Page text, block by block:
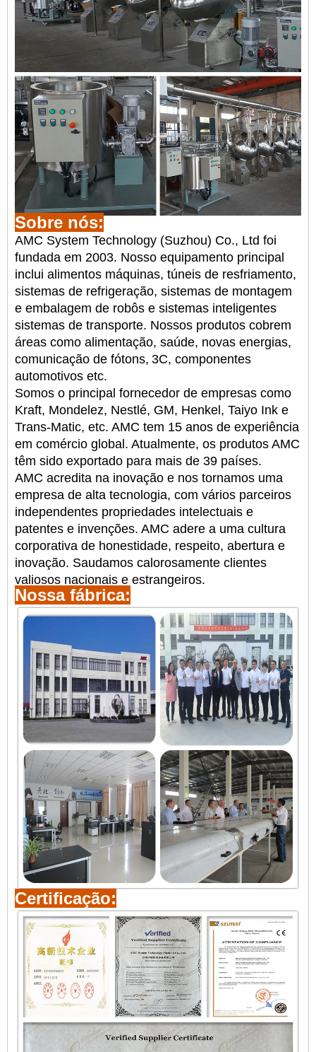
Sobre nós:
AMC System Technology (Suzhou) Co., Ltd foi
fundada em 2003. Nosso equipamento principal
inclui alimentos máquinas, túneis de resfriamento,
sistemas de refrigeração, sistemas de montagem
e embalagem de robôs e sistemas inteligentes
sistemas de transporte. Nossos produtos cobrem
áreas como alimentação, saúde, novas energias,
comunicação de fótons, 3C, componentes
automotivos etc.
Somos o principal fornecedor de empresas como
Kraft, Mondelez, Nestlé, GM, Henkel, Taiyo Ink e
Trans-Matic, etc. AMC tem 15 anos de experiência
em comércio global. Atualmente, os produtos AMC
têm sido exportado para mais de 39 países.
AMC acredita na inovação e nos tornamos uma
empresa de alta tecnologia, com vários parceiros
independentes propriedades intelectuais e
patentes e invenções. AMC adere a uma cultura
corporativa de honestidade, respeito, abertura e
inovação. Saudamos calorosamente clientes
valiosos nacionais e estrangeiros.
Nossa fábrica:
Certificação: